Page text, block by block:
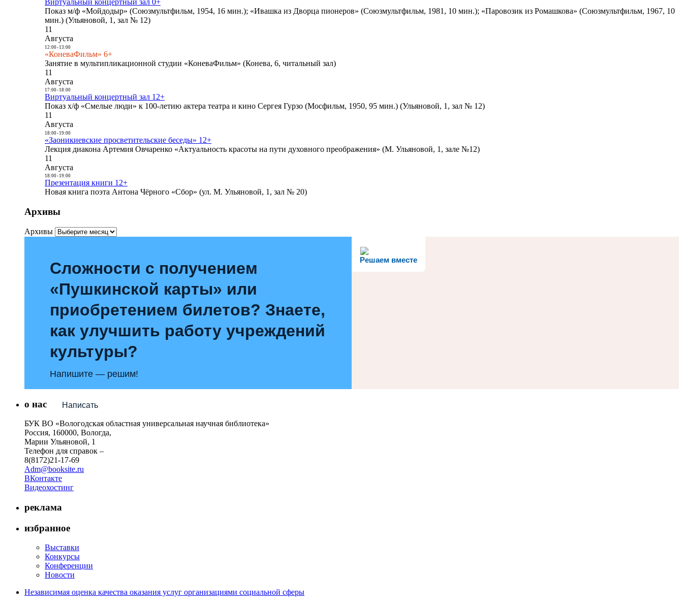
Виртуальный концертный зал 0+
Показ м/ф «Мойдодыр» (Союзмультфильм, 1954, 16 мин.); «Ивашка из Дворца пионеров» (Союзмультфильм, 1981, 10 мин.); «Паровозик из Ромашкова» (Союзмультфильм, 1967, 10
мин.) (Ульяновой, 1, зал № 12)
11
Августа
12:00- 13:00
«КоневаФильм» 6+
Занятие в мультипликационной студии «КоневаФильм» (Конева, 6, читальный зал)
11
Августа
17:00- 18:00
Виртуальный концертный зал 12+
Показ х/ф «Смелые люди» к 100-летию актера театра и кино Сергея Гурзо (Мосфильм, 1950, 95 мин.) (Ульяновой, 1, зал № 12)
11
Августа
18:00- 19:00
«Заоникиевские просветительские беседы» 12+
Лекция диакона Артемия Овчаренко «Актуальность красоты на пути духовного преображения» (М. Ульяновой, 1, зале №12)
11
Августа
18:00- 19:00
Презентация книги 12+
Новая книга поэта Антона Чёрного «Сбор» (ул. М. Ульяновой, 1, зал № 20)
Архивы
Архивы
Решаем вместе
Сложности с получением
«Пушкинской карты» или
приобретением билетов? Знаете,
как улучшить работу учреждений
культуры?
Напишите — решим!
Написать
о нас
БУК ВО «Вологодская областная универсальная научная библиотека»
Россия, 160000, Вологда,
Марии Ульяновой, 1
Телефон для справок –
8(8172)21-17-69
Adm@booksite.ru
ВКонтакте
Видеохостинг
реклама
избранное
Выставки
Конкурсы
Конференции
Новости
Независимая оценка качества оказания услуг организациями социальной сферы